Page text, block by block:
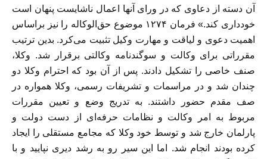
آن دسته از دعاوی که در ورای آنها اعمال ناشایست پنهان است
خودداری کند.» فرمان ۱۲۷۴ موضوع حق‌الوکاله را نیز براساس
اهمیت دعوی و لیاقت و مهارت وکیل تثبیت می‌کرد. بدین ترتیب
مقرراتی برای وکالت و سوگندنامه وکالتی برقرار شد. وکلا،
صنف خاصی را تشکیل دادند. پس از آن بود که احترام وکلا دو
چندان شد و در مراسمات و تشریفات رسمی، وکلا همواره در
صف مقدم حضور داشتند. به تدریج وضع و تعیین مقررات
مربوط به امر وکالت و نظامات حرفه‌ای از دست دولت و
پارلمان خارج شد و توسط خود وکلا که مجامع مستقلی را ایجاد
کرده بودند انجام شد. اما این سیر رو به رشد دیری نپایید و با